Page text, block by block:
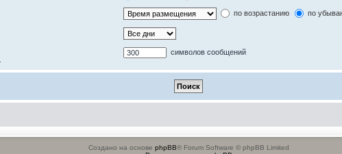
по возрастанию по
символов сообщений
Создано на основе phpBB® Forum Software © phpBB Limited